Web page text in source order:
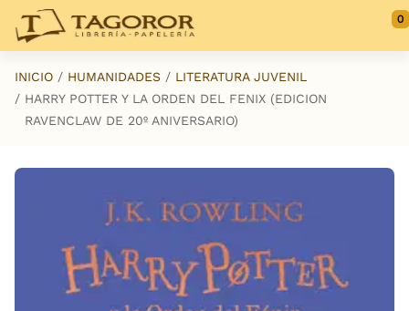
Saltar al contenido principal
0
INICIO HUMANIDADES
LITERATURA JUVENIL
HARRY POTTER Y LA ORDEN DEL FENIX (EDICION
RAVENCLAW DE 20º ANIVERSARIO)